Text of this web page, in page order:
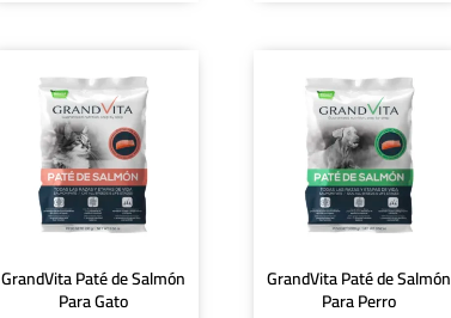
GrandVita Paté de Salmón
Para Gato
GrandVita Paté de Salmón
Para Perro